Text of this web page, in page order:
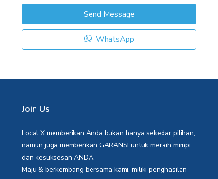
Send Message
WhatsApp
Join Us
Local X memberikan Anda bukan hanya sekedar pilihan,
namun juga memberikan GARANSI untuk meraih mimpi
dan kesuksesan ANDA.
Maju & berkembang bersama kami, miliki penghasilan